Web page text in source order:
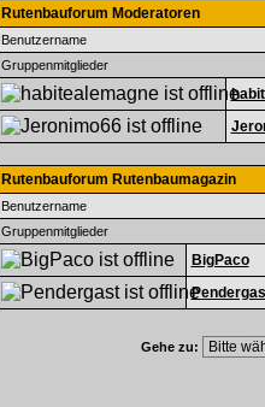
Rutenbauforum Moderatoren
Benutzername
Gruppenmitglieder
Rutenbauforum Rutenbaumagazin
Benutzername
Gruppenmitglieder
BigPaco
Gehe zu: